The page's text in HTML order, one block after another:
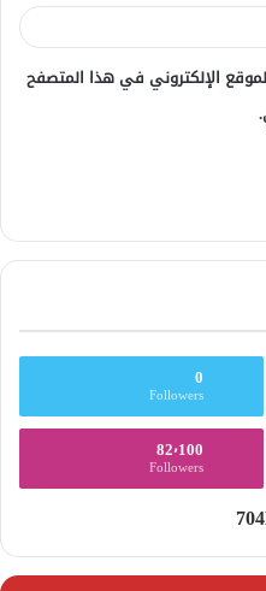
الإلكتروني في هذا المتصفح
0
Followers
82٬100
Followers